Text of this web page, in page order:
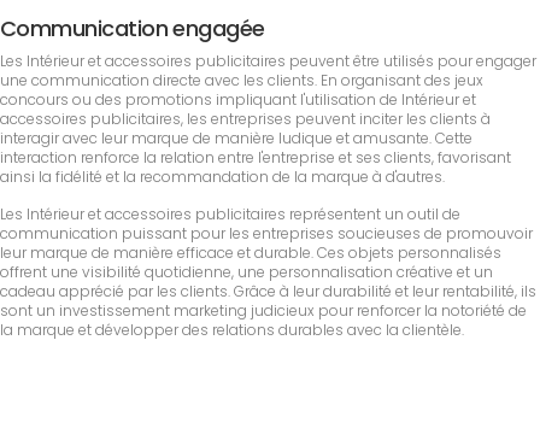
Communication engagée
Les Intérieur et accessoires publicitaires peuvent être utilisés pour engager
une communication directe avec les clients. En organisant des jeux
concours ou des promotions impliquant l'utilisation de Intérieur et
accessoires publicitaires, les entreprises peuvent inciter les clients à
interagir avec leur marque de manière ludique et amusante. Cette
interaction renforce la relation entre l'entreprise et ses clients, favorisant
ainsi la fidélité et la recommandation de la marque à d'autres.
Les Intérieur et accessoires publicitaires représentent un outil de
communication puissant pour les entreprises soucieuses de promouvoir
leur marque de manière efficace et durable. Ces objets personnalisés
offrent une visibilité quotidienne, une personnalisation créative et un
cadeau apprécié par les clients. Grâce à leur durabilité et leur rentabilité, ils
sont un investissement marketing judicieux pour renforcer la notoriété de
la marque et développer des relations durables avec la clientèle.